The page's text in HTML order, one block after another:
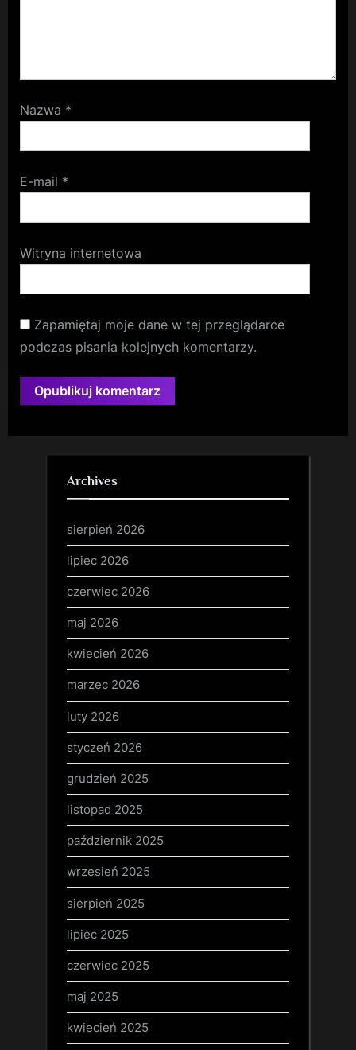
Nazwa *
E-mail *
Witryna internetowa
Zapamiętaj moje dane w tej przeglądarce
podczas pisania kolejnych komentarzy.
Archives
sierpień 2026
lipiec 2026
czerwiec 2026
maj 2026
kwiecień 2026
marzec 2026
luty 2026
styczeń 2026
grudzień 2025
listopad 2025
październik 2025
wrzesień 2025
sierpień 2025
lipiec 2025
czerwiec 2025
maj 2025
kwiecień 2025